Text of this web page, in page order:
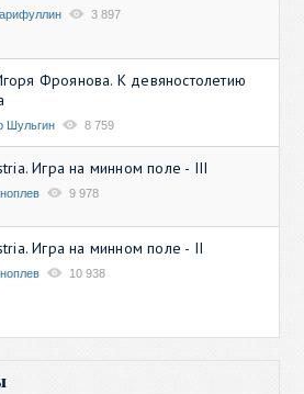
3 897
Фроянова. К девяностолетию
Шульгин 8 759
Игра на минном поле - III
9 978
Игра на минном поле - II
10 938